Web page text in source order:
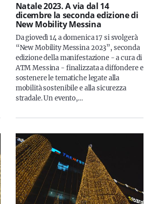
Natale 2023. A via dal 14
dicembre la seconda edizione di
New Mobility Messina
Da giovedì 14 a domenica 17 si svolgerà
“New Mobility Messina 2023”, seconda
edizione della manifestazione - a cura di
ATM Messina - finalizzata a diffondere e
sostenere le tematiche legate alla
mobilità sostenibile e alla sicurezza
stradale. Un evento,…